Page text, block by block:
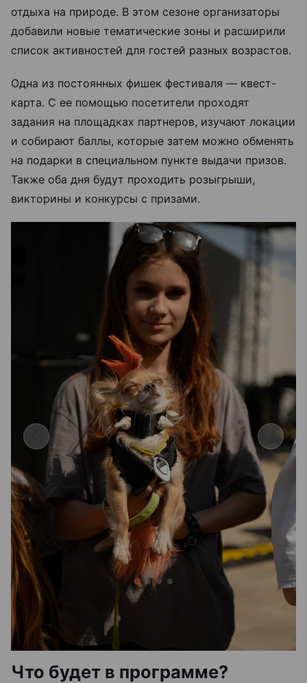
отдыха на природе. В этом сезоне организаторы
добавили новые тематические зоны и расширили
список активностей для гостей разных возрастов.
Одна из постоянных фишек фестиваля — квест-
карта. С ее помощью посетители проходят
задания на площадках партнеров, изучают локации
и собирают баллы, которые затем можно обменять
на подарки в специальном пункте выдачи призов.
Также оба дня будут проходить розыгрыши,
викторины и конкурсы с призами.
Что будет в программе?